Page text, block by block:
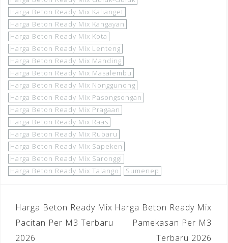
Harga Beton Ready Mix Kalianget
Harga Beton Ready Mix Kangayan
Harga Beton Ready Mix Kota
Harga Beton Ready Mix Lenteng
Harga Beton Ready Mix Manding
Harga Beton Ready Mix Masalembu
Harga Beton Ready Mix Nonggunong
Harga Beton Ready Mix Pasongsongan
Harga Beton Ready Mix Pragaan
Harga Beton Ready Mix Raas
Harga Beton Ready Mix Rubaru
Harga Beton Ready Mix Sapeken
Harga Beton Ready Mix Saronggi
Harga Beton Ready Mix Talango
Sumenep
Navigasi
pos
Harga Beton Ready Mix
Pacitan Per M3 Terbaru
2026
Harga Beton Ready Mix
Pamekasan Per M3
Terbaru 2026